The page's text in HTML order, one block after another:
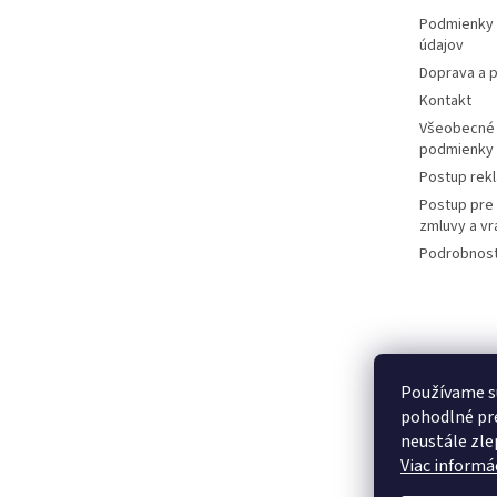
Používame
pohodlné
neustále
Viac
údajov
Doprava a
Kontakt
podmienky
Postup
Postup
zmluvy a